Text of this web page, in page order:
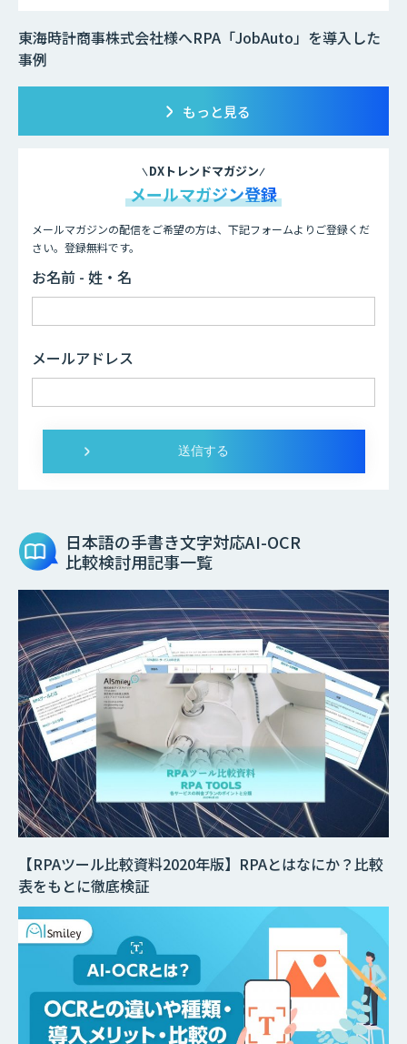
東海時計商事株式会社様へRPA「JobAuto」を導入した
事例
もっと見る
DXトレンドマガジン
メールマガジン登録
メールマガジンの配信をご希望の方は、下記フォームよりご登録くだ
さい。登録無料です。
お名前 - 姓・名
メールアドレス
日本語の手書き文字対応AI-OCR
比較検討用記事一覧
【RPAツール比較資料2020年版】RPAとはなにか？比較
表をもとに徹底検証